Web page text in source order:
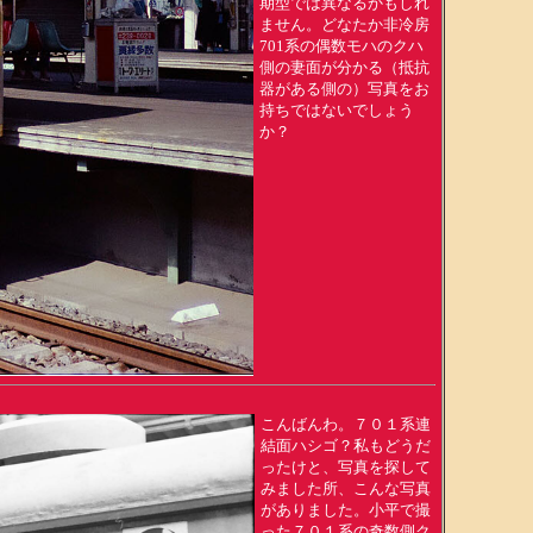
ません。どなたか非冷房
701系の偶数モハのクハ
側の妻面が分かる（抵抗
器がある側の）写真をお
持ちではないでしょう
か？
こんばんわ。７０１系連
結面ハシゴ？私もどうだ
ったけと、写真を探して
みました所、こんな写真
がありました。小平で撮